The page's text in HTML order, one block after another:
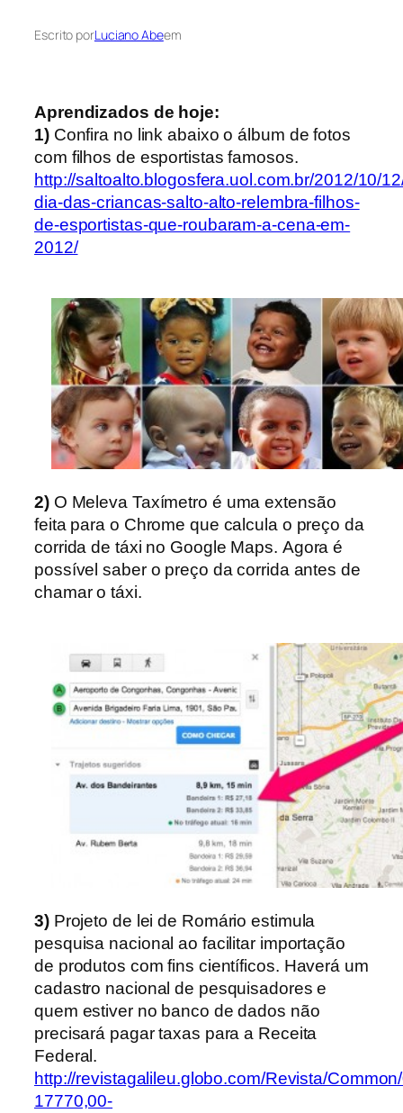
Escrito porLuciano Abeem
Aprendizados de hoje:
1)Confira no link abaixo o álbum de fotos
com filhos de esportistas famosos.
http://saltoalto.blogosfera.uol.com.br/2012/10/
dia-das-criancas-salto-alto-relembra-filhos-
de-esportistas-que-roubaram-a-cena-em-
2012/
2)O Meleva Taxímetro é uma extensão
feita para o Chrome que calcula o preço da
corrida de táxi no Google Maps. Agora é
possível saber o preço da corrida antes de
chamar o táxi.
3)Projeto de lei de Romário estimula
pesquisa nacional ao facilitar importação
de produtos com fins científicos. Haverá um
cadastro nacional de pesquisadores e
quem estiver no banco de dados não
precisará pagar taxas para a Receita
Federal.
http://revistagalileu.globo.com/Revista/
17770,00-